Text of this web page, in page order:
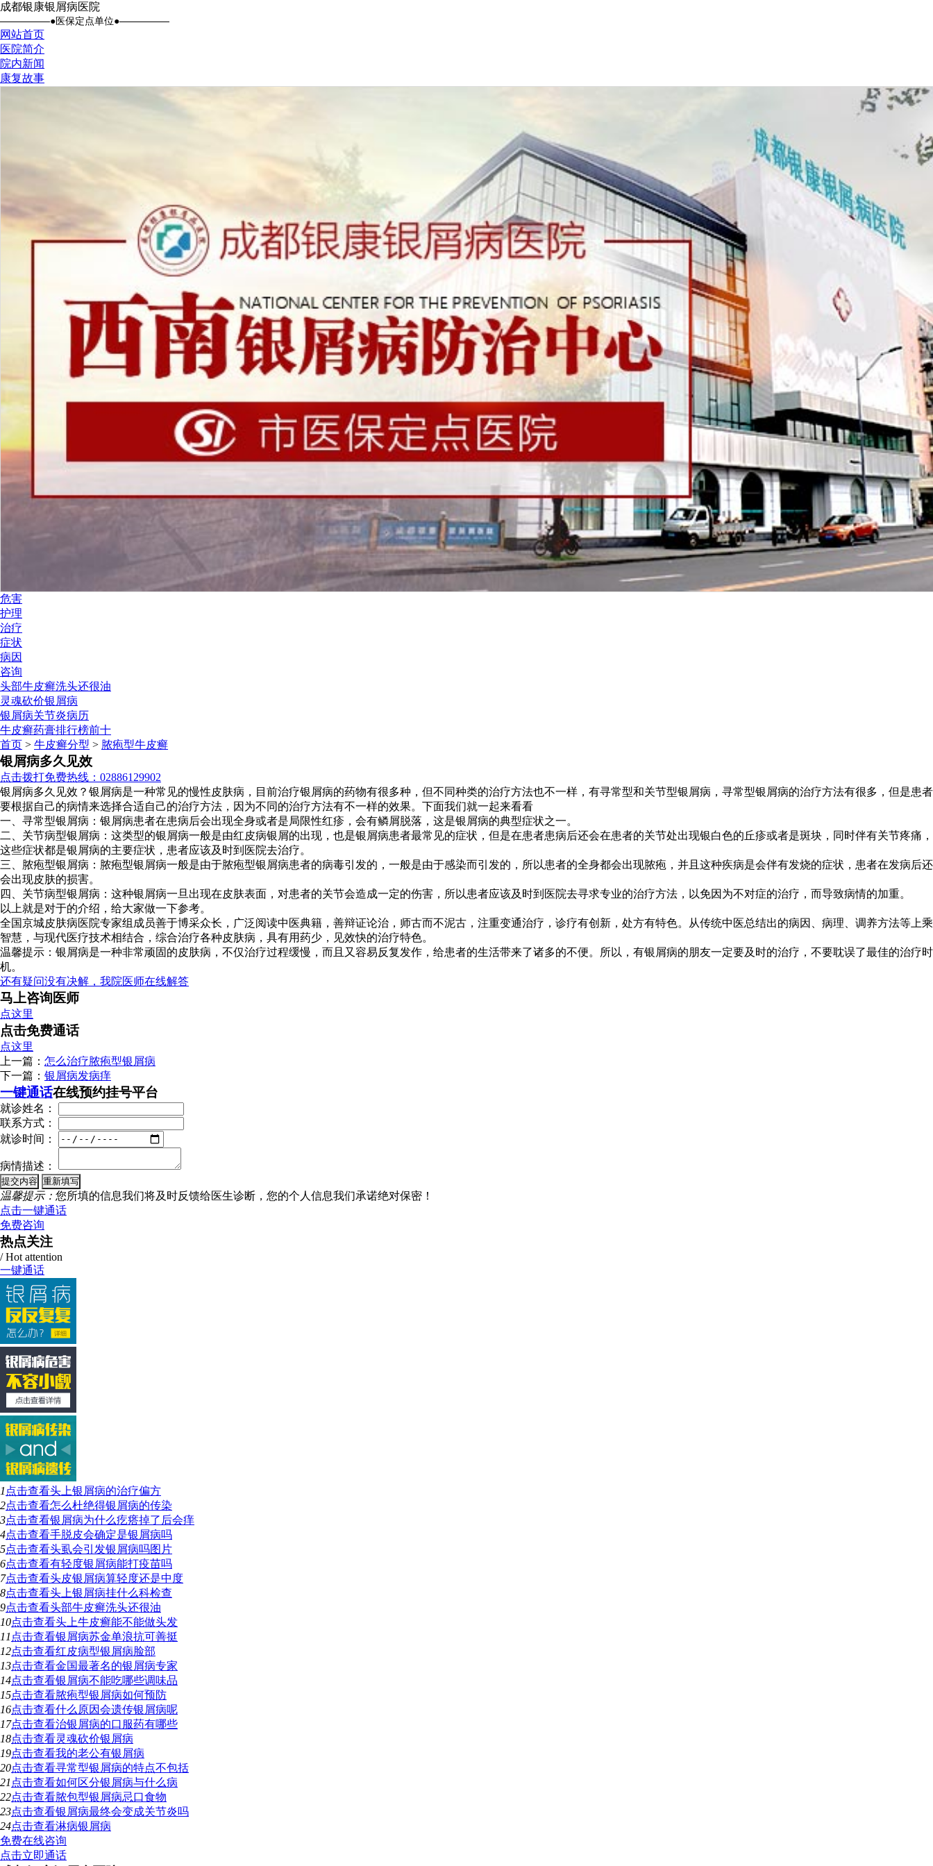
成都银康银屑病医院
●医保定点单位●
网站首页
医院简介
院内新闻
康复故事
危害
护理
治疗
症状
病因
咨询
头部牛皮癣洗头还很油
灵魂砍价银屑病
银屑病关节炎病历
牛皮癣药膏排行榜前十
首页 > 牛皮癣分型 > 脓疱型牛皮癣
银屑病多久见效
点击拨打免费热线：02886129902
银屑病多久见效？银屑病是一种常见的慢性皮肤病，目前治疗银屑病的药物有很多种，但不同种类的治疗方法也不一样，有寻常型和关节型银屑病，寻常型银屑病的治疗方法有很多，但是患者
要根据自己的病情来选择合适自己的治疗方法，因为不同的治疗方法有不一样的效果。下面我们就一起来看看
一、寻常型银屑病：银屑病患者在患病后会出现全身或者是局限性红疹，会有鳞屑脱落，这是银屑病的典型症状之一。
二、关节病型银屑病：这类型的银屑病一般是由红皮病银屑的出现，也是银屑病患者最常见的症状，但是在患者患病后还会在患者的关节处出现银白色的丘疹或者是斑块，同时伴有关节疼痛，
这些症状都是银屑病的主要症状，患者应该及时到医院去治疗。
三、脓疱型银屑病：脓疱型银屑病一般是由于脓疱型银屑病患者的病毒引发的，一般是由于感染而引发的，所以患者的全身都会出现脓疱，并且这种疾病是会伴有发烧的症状，患者在发病后还
会出现皮肤的损害。
四、关节病型银屑病：这种银屑病一旦出现在皮肤表面，对患者的关节会造成一定的伤害，所以患者应该及时到医院去寻求专业的治疗方法，以免因为不对症的治疗，而导致病情的加重。
以上就是对于的介绍，给大家做一下参考。
全国京城皮肤病医院专家组成员善于博采众长，广泛阅读中医典籍，善辩证论治，师古而不泥古，注重变通治疗，诊疗有创新，处方有特色。从传统中医总结出的病因、病理、调养方法等上乘
智慧，与现代医疗技术相结合，综合治疗各种皮肤病，具有用药少，见效快的治疗特色。
温馨提示：银屑病是一种非常顽固的皮肤病，不仅治疗过程缓慢，而且又容易反复发作，给患者的生活带来了诸多的不便。所以，有银屑病的朋友一定要及时的治疗，不要耽误了最佳的治疗时
机。
还有疑问没有决解，我院医师在线解答
马上咨询医师
点这里
点击免费通话
点这里
上一篇： 怎么治疗脓疱型银屑病
下一篇： 银屑病发病痒
一键通话在线预约挂号平台
就诊姓名：
联系方式：
就诊时间：
病情描述：
温馨提示： 您所填的信息我们将及时反馈给医生诊断，您的个人信息我们承诺绝对保密！
点击一键通话
免费咨询
热点关注
/ Hot attention
一键通话
1 点击查看头上银屑病的治疗偏方
2点击查看怎么杜绝得银屑病的传染
3点击查看银屑病为什么疙瘩掉了后会痒
4点击查看手脱皮会确定是银屑病吗
5点击查看头虱会引发银屑病吗图片
6点击查看有轻度银屑病能打疫苗吗
7点击查看头皮银屑病算轻度还是中度
8点击查看头上银屑病挂什么科检查
9点击查看头部牛皮癣洗头还很油
10点击查看头上牛皮癣能不能做头发
11 点击查看银屑病苏金单浪抗可善挺
12点击查看红皮病型银屑病脸部
13点击查看金国最著名的银屑病专家
14点击查看银屑病不能吃哪些调味品
15点击查看脓疱型银屑病如何预防
16点击查看什么原因会遗传银屑病呢
17点击查看治银屑病的口服药有哪些
18点击查看灵魂砍价银屑病
19点击查看我的老公有银屑病
20点击查看寻常型银屑病的特点不包括
21 点击查看如何区分银屑病与什么病
22点击查看脓包型银屑病忌口食物
23点击查看银屑病最终会变成关节炎吗
24点击查看淋病银屑病
免费在线咨询
点击立即通话